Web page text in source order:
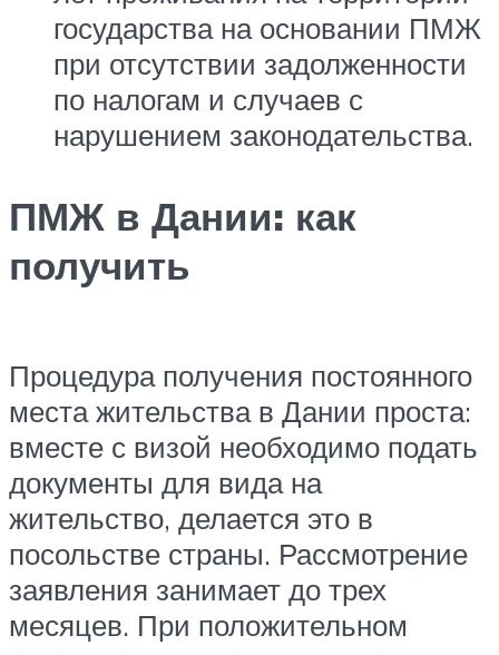
государства на основании ПМЖ
при отсутствии задолженности
по налогам и случаев с
нарушением законодательства.
ПМЖ в Дании: как
получить
Процедура получения постоянного
места жительства в Дании проста:
вместе с визой необходимо подать
документы для вида на
жительство, делается это в
посольстве страны. Рассмотрение
заявления занимает до трех
месяцев. При положительном